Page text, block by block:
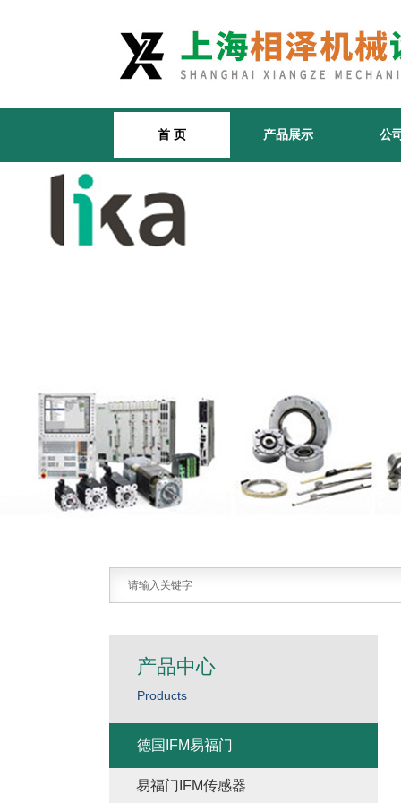
首 页 产品展示 公
产品中心
Products
德国IFM易福门
易福门IFM传感器